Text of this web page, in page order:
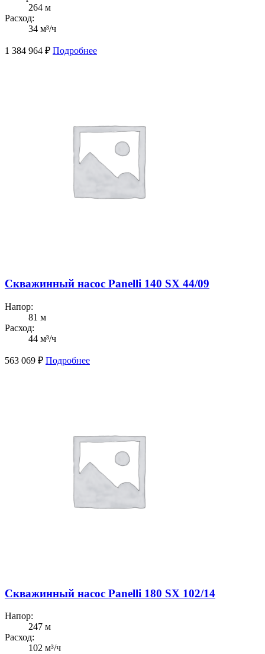
264 м
Расход:
34 м³/ч
1 384 964 ₽ Подробнее
Скважинный насос Panelli 140 SX 44/09
Напор:
81 м
Расход:
44 м³/ч
563 069 ₽ Подробнее
Скважинный насос Panelli 180 SX 102/14
Напор:
247 м
Расход:
102 м³/ч